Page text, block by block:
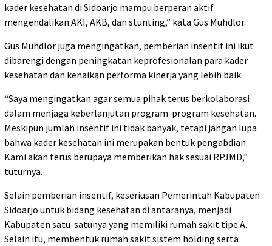
kader kesehatan di Sidoarjo mampu berperan aktif
mengendalikan AKI, AKB, dan stunting,” kata Gus Muhdlor.
Gus Muhdlor juga mengingatkan, pemberian insentif ini ikut
dibarengi dengan peningkatan keprofesionalan para kader
kesehatan dan kenaikan performa kinerja yang lebih baik.
“Saya mengingatkan agar semua pihak terus berkolaborasi
dalam menjaga keberlanjutan program-program kesehatan.
Meskipun jumlah insentif ini tidak banyak, tetapi jangan lupa
bahwa kader kesehatan ini merupakan bentuk pengabdian.
Kami akan terus berupaya memberikan hak sesuai RPJMD,”
tuturnya.
Selain pemberian insentif, keseriusan Pemerintah Kabupaten
Sidoarjo untuk bidang kesehatan di antaranya, menjadi
Kabupaten satu-satunya yang memiliki rumah sakit tipe A.
Selain itu, membentuk rumah sakit sistem holding serta